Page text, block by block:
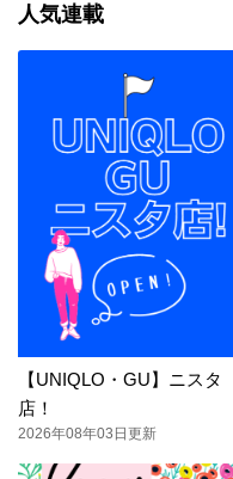
人気連載
【UNIQLO・GU】ニスタ
店！
2026年08年03日更新